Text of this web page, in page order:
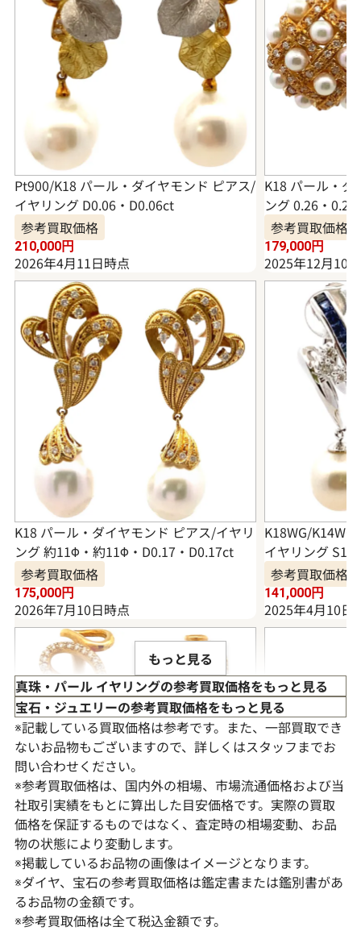
Pt900/K18 パール・ダイヤモンド ピアス/
イヤリング D0.06・D0.06ct
参考買取価格
210,000円
2026年4月11日時点
K18 パール・
ング 0.26・
参考買取価格
179,000円
2025年12月10
K18 パール・ダイヤモンド ピアス/イヤリ
ング 約11Φ・約11Φ・D0.17・D0.17ct
参考買取価格
175,000円
2026年7月10日時点
K18WG/
イヤリング
参考買取価格
141,000円
2025年4月10日
K18 パール・ダイヤモンド ピアス/イヤリ
ング 0.22・0.37ct
参考買取価格
K18K14WG マ
もっと見る
真珠・パール イヤリングの参考買取価格をもっと見る
宝石・ジュエリーの参考買取価格をもっと見る
※記載している買取価格は参考です。また、一部買取でき
ないお品物もございますので、詳しくはスタッフまでお
問い合わせください。
※参考買取価格は、国内外の相場、市場流通価格および当
社取引実績をもとに算出した目安価格です。実際の買取
価格を保証するものではなく、査定時の相場変動、お品
物の状態により変動します。
※掲載しているお品物の画像はイメージとなります。
※ダイヤ、宝石の参考買取価格は鑑定書または鑑別書があ
るお品物の金額です。
※参考買取価格は全て税込金額です。